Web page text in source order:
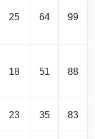
25 64 99
18 51 88
23 35 83